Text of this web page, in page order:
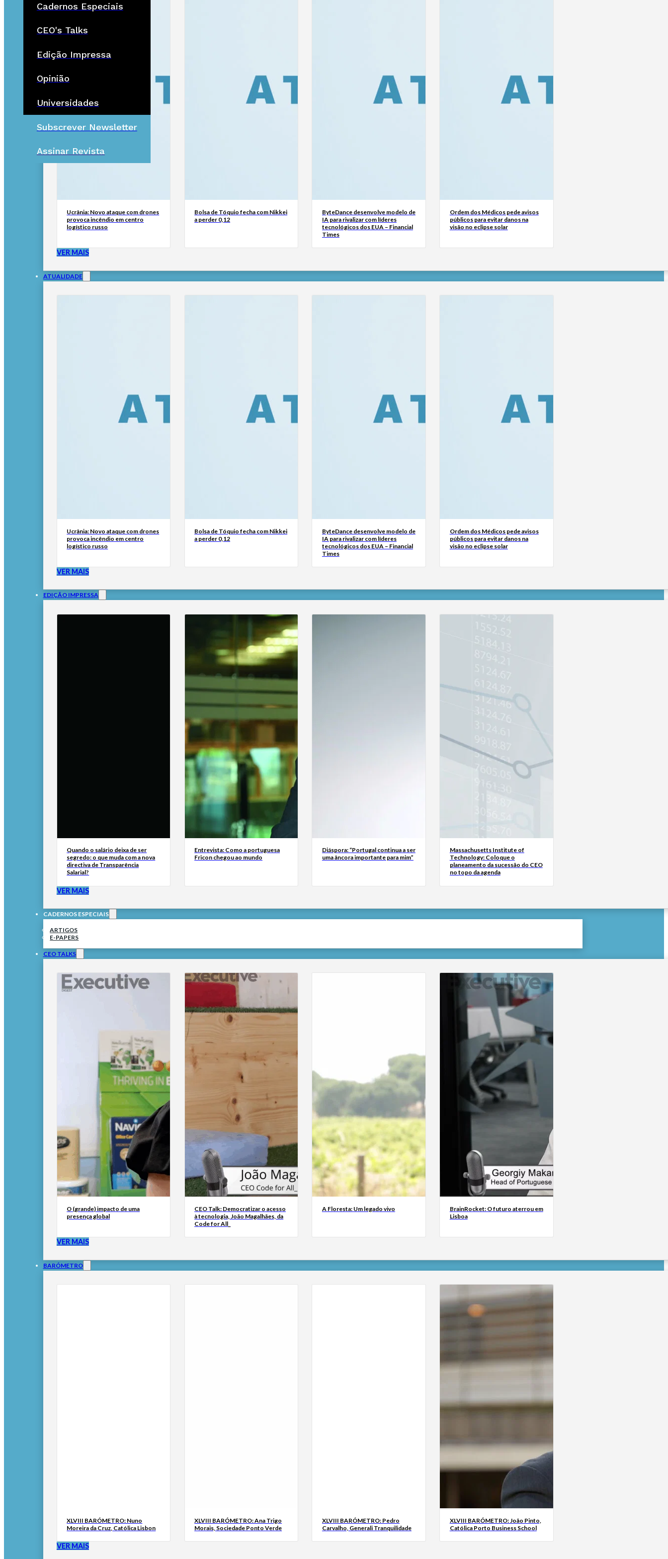
Cadernos Especiais
CEO's Talks
Edição Impressa
Opinião
Universidades
Subscrever Newsletter
Assinar Revista
Ucrânia: Novo ataque com drones
provoca incêndio em centro
logístico russo
Bolsa de Tóquio fecha com Nikkei
a perder 0,12
ByteDance desenvolve modelo de
IA para rivalizar com líderes
tecnológicos dos EUA – Financial
Times
Ordem dos Médicos pede avisos
públicos para evitar danos na
visão no eclipse solar
VER MAIS
ATUALIDADE
Ucrânia: Novo ataque com drones
provoca incêndio em centro
logístico russo
Bolsa de Tóquio fecha com Nikkei
a perder 0,12
ByteDance desenvolve modelo de
IA para rivalizar com líderes
tecnológicos dos EUA – Financial
Times
Ordem dos Médicos pede avisos
públicos para evitar danos na
visão no eclipse solar
VER MAIS
EDIÇÃO IMPRESSA
Quando o salário deixa de ser
segredo: o que muda com a nova
directiva de Transparência
Salarial?
Entrevista: Como a portuguesa
Fricon chegou ao mundo
Diáspora: “Portugal continua a ser
uma âncora importante para mim”
Massachusetts Institute of
Technology: Coloque o
planeamento da sucessão do CEO
no topo da agenda
VER MAIS
CADERNOS ESPECIAIS
ARTIGOS
E-PAPERS
CEO TALKS
O (grande) impacto de uma
presença global
CEO Talk: Democratizar o acesso
à tecnologia, João Magalhães, da
Code for All_
A Floresta: Um legado vivo
BrainRocket: O futuro aterrou em
Lisboa
VER MAIS
BARÓMETRO
XLVIII BARÓMETRO: Nuno
Moreira da Cruz, Católica Lisbon
XLVIII BARÓMETRO: Ana Trigo
Morais, Sociedade Ponto Verde
XLVIII BARÓMETRO: Pedro
Carvalho, Generali Tranquilidade
XLVIII BARÓMETRO: João Pinto,
Católica Porto Business School
VER MAIS